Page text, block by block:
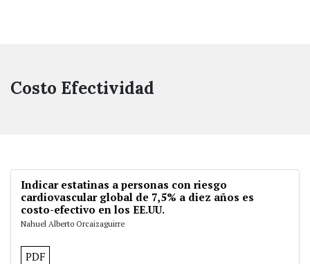
Costo Efectividad
Indicar estatinas a personas con riesgo
cardiovascular global de 7,5% a diez años es
costo-efectivo en los EE.UU.
Nahuel Alberto Orcaizaguirre
PDF